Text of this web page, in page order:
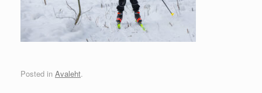
Posted in Avaleht.